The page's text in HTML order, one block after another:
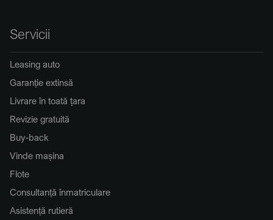
Servicii
Leasing auto
Garanție extinsă
Livrare în toată țara
Revizie gratuită
Buy-back
Vinde mașina
Flote
Consultanță înmatriculare
Asistență rutieră